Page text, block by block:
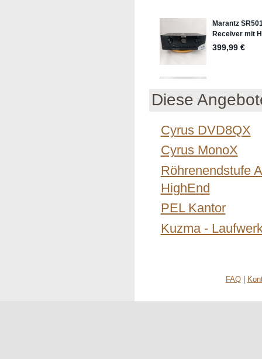
Diese
Cyrus DVD8QX
Cyrus MonoX
Röhrenendstufe
HighEnd
PEL Kantor
Kuzma -
FAQ|